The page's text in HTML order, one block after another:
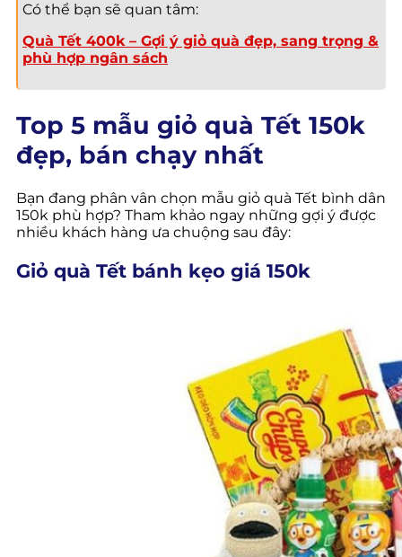
Có thể bạn sẽ quan tâm:
Quà Tết 400k – Gợi ý giỏ quà đẹp, sang trọng &
phù hợp ngân sách
Top 5 mẫu giỏ quà Tết 150k
đẹp, bán chạy nhất
Bạn đang phân vân chọn mẫu giỏ quà Tết bình dân
150k phù hợp? Tham khảo ngay những gợi ý được
nhiều khách hàng ưa chuộng sau đây:
Giỏ quà Tết bánh kẹo giá 150k